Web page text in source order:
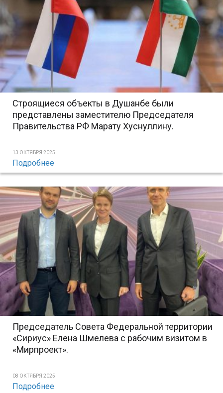
Строящиеся объекты в Душанбе были
представлены заместителю Председателя
Правительства РФ Марату Хуснуллину.
13 ОКТЯБРЯ 2025
Подробнее
Председатель Совета Федеральной территории
«Сириус» Елена Шмелева с рабочим визитом в
«Мирпроект».
08 ОКТЯБРЯ 2025
Подробнее